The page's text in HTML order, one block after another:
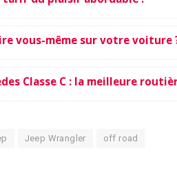
vous-même sur votre voiture
Classe C : la meilleure
Jeep Wrangler off road